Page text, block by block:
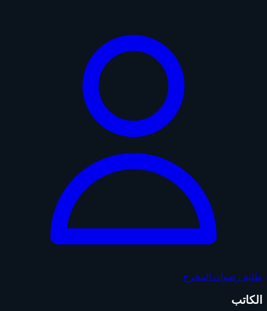
طلبة رضوان المخرج
الكاتب